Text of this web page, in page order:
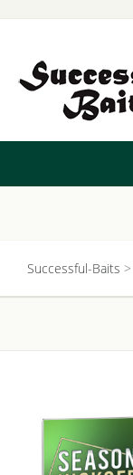
Successful-Baits >